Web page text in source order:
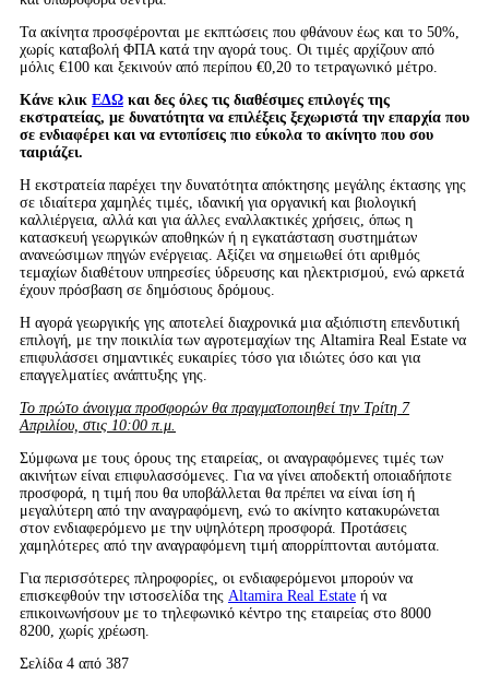
Τα ακίνητα προσφέρονται με εκπτώσεις που φθάνουν έως και το 50%,
χωρίς καταβολή ΦΠΑ κατά την αγορά τους. Οι τιμές αρχίζουν από
μόλις €100 και ξεκινούν από περίπου €0,20 το τετραγωνικό μέτρο.
Κάνε κλικ ΕΔΩ και δες όλες τις διαθέσιμες επιλογές της
εκστρατείας, με δυνατότητα να επιλέξεις ξεχωριστά την επαρχία που
σε ενδιαφέρει και να εντοπίσεις πιο εύκολα το ακίνητο που σου
ταιριάζει.
Η εκστρατεία παρέχει την δυνατότητα απόκτησης μεγάλης έκτασης γης
σε ιδιαίτερα χαμηλές τιμές, ιδανική για οργανική και βιολογική
καλλιέργεια, αλλά και για άλλες εναλλακτικές χρήσεις, όπως η
κατασκευή γεωργικών αποθηκών ή η εγκατάσταση συστημάτων
ανανεώσιμων πηγών ενέργειας. Αξίζει να σημειωθεί ότι αριθμός
τεμαχίων διαθέτουν υπηρεσίες ύδρευσης και ηλεκτρισμού, ενώ αρκετά
έχουν πρόσβαση σε δημόσιους δρόμους.
Η αγορά γεωργικής γης αποτελεί διαχρονικά μια αξιόπιστη επενδυτική
επιλογή, με την ποικιλία των αγροτεμαχίων της Altamira Real Estate να
επιφυλάσσει σημαντικές ευκαιρίες τόσο για ιδιώτες όσο και για
επαγγελματίες ανάπτυξης γης.
Το πρώτο άνοιγμα προσφορών θα πραγματοποιηθεί την Τρίτη 7
Απριλίου, στις 10:00 π.μ.
Σύμφωνα με τους όρους της εταιρείας, οι αναγραφόμενες τιμές των
ακινήτων είναι επιφυλασσόμενες. Για να γίνει αποδεκτή οποιαδήποτε
προσφορά, η τιμή που θα υποβάλλεται θα πρέπει να είναι ίση ή
μεγαλύτερη από την αναγραφόμενη, ενώ το ακίνητο κατακυρώνεται
στον ενδιαφερόμενο με την υψηλότερη προσφορά. Προτάσεις
χαμηλότερες από την αναγραφόμενη τιμή απορρίπτονται αυτόματα.
Για περισσότερες πληροφορίες, οι ενδιαφερόμενοι μπορούν να
επισκεφθούν την ιστοσελίδα της Altamira Real Estate ή να
επικοινωνήσουν με το τηλεφωνικό κέντρο της εταιρείας στο 8000
8200, χωρίς χρέωση.
Σελίδα 4 από 387